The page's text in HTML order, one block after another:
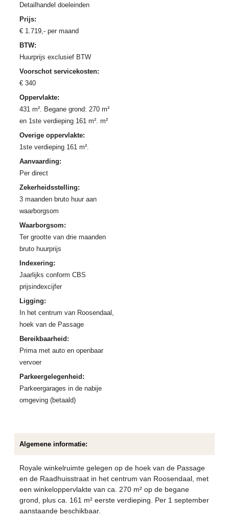
Detailhandel doeleinden
Prijs:
€ 1.719 ,- per maand
BTW:
Huurprijs exclusief BTW
Voorschot servicekosten:
€ 340
Oppervlakte:
431 m². Begane grond: 270 m²
en 1ste verdieping 161 m². m²
Overige oppervlakte:
1ste verdieping 161 m².
Aanvaarding:
Per direct
Zekerheidsstelling:
3 maanden bruto huur aan
waarborgsom
Waarborgsom:
Ter grootte van drie maanden
bruto huurprijs
Indexering:
Jaarlijks conform CBS
prijsindexcijfer
Ligging:
In het centrum van Roosendaal,
hoek van de Passage
Bereikbaarheid:
Prima met auto en openbaar
vervoer
Parkeergelegenheid:
Parkeergarages in de nabije
omgeving (betaald)
Algemene informatie:
Royale winkelruimte gelegen op de hoek van de Passage
en de Raadhuisstraat in het centrum van Roosendaal, met
een winkeloppervlakte van ca. 270 m² op de begane
grond, plus ca. 161 m² eerste verdieping. Per 1 september
aanstaande beschikbaar.